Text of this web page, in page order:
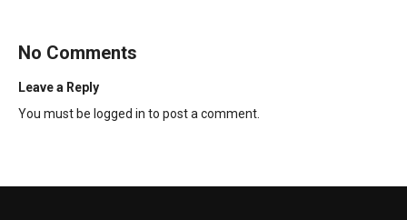
No Comments
Leave a Reply
You must be logged in to post a comment.